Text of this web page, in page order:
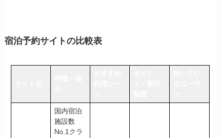
宿泊予約サイトの比較表
国内宿泊
施設数
No.1クラ